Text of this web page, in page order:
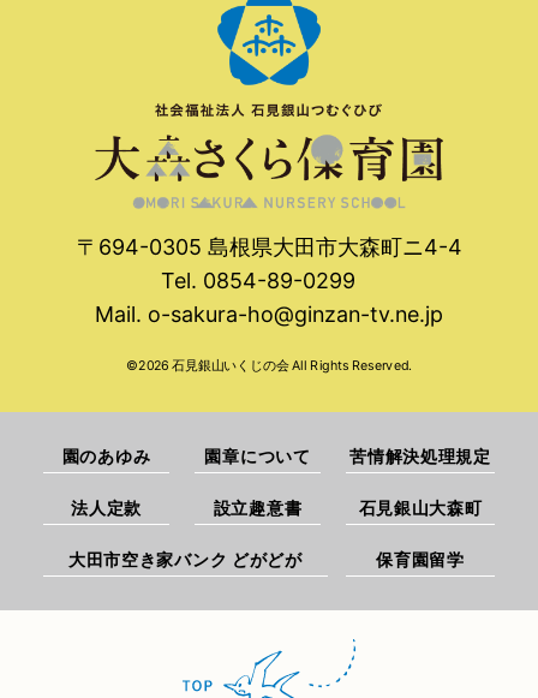
〒694-0305 島根県大田市大森町ニ4-4
Tel. 0854-89-0299
Mail. o-sakura-ho@ginzan-tv.ne.jp
©2026 石見銀山いくじの会 All Rights Reserved.
園のあゆみ 園章について 苦情解決処理規定
法人定款 設立趣意書 石見銀山大森町
大田市空き家バンク どがどが 保育園留学